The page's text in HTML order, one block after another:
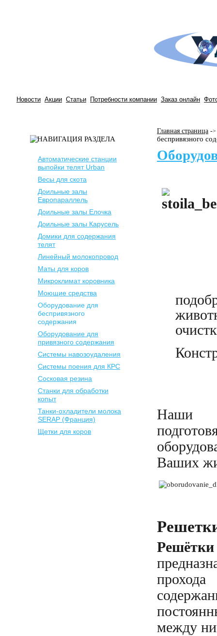
Новости Акции Статьи Потребности компании Заказ онлайн
Главная страница ->
беспривязного
Автоматические станции
выпойки телят Urban
Весы для скота
Доильные залы
Европараллель
Доильные залы Елочка
Доильные залы Карусель
Домики для содержания
телят
Линейный молокопровод
Маты для коров
Микроклимат коровника
Моющие средства
Оборудование для
беспривязного
содержания
Оборудование для
привязного содержания
Системы навозоудаления
Системы поения для КРС
Сосковая резина
Станки для обработки
копыт
Танки-охладители молока
SERAP (Франция)
Щетки для коров
Наши
Ваших
между